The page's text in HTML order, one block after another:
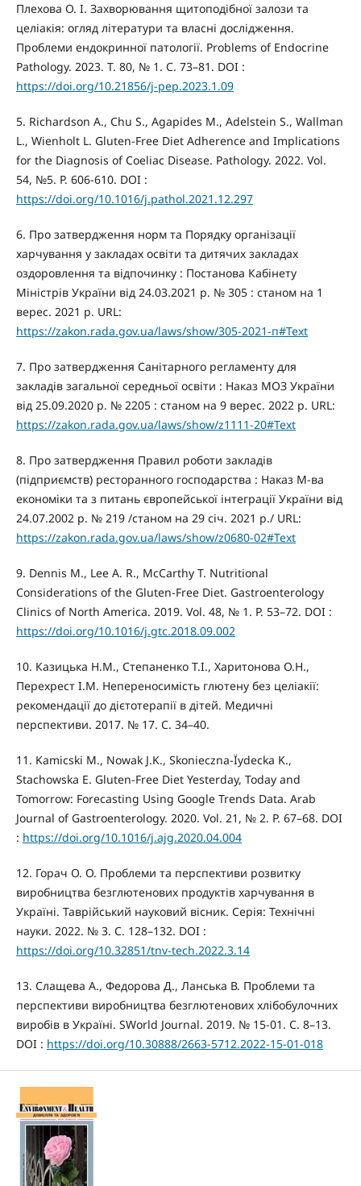
Плехова О. І. Захворювання щитоподібної залози та
целіакія: огляд літератури та власні дослідження.
Проблеми ендокринної патології. Problems of Endocrine
Pathology. 2023. Т. 80, № 1. С. 73–81. DOI :
https://doi.org/10.21856/j-pep.2023.1.09
5. Richardson A., Chu S., Agapides M., Adelstein S., Wallman
L., Wienholt L. Gluten-Free Diet Adherence and Implications
for the Diagnosis of Coeliac Disease. Pathology. 2022. Vol.
54, №5. P. 606-610. DOI :
https://doi.org/10.1016/j.pathol.2021.12.297
6. Про затвердження норм та Порядку організації
харчування у закладах освіти та дитячих закладах
оздоровлення та відпочинку : Постанова Кабінету
Міністрів України від 24.03.2021 р. № 305 : станом на 1
верес. 2021 р. URL:
https://zakon.rada.gov.ua/laws/show/305-2021-п#Text
7. Про затвердження Санітарного регламенту для
закладів загальної середньої освіти : Наказ МОЗ України
від 25.09.2020 р. № 2205 : станом на 9 верес. 2022 р. URL:
https://zakon.rada.gov.ua/laws/show/z1111-20#Text
8. Про затвердження Правил роботи закладів
(підприємств) ресторанного господарства : Наказ М-ва
економіки та з питань європейської інтеграції України від
24.07.2002 р. № 219 /станом на 29 січ. 2021 р./ URL:
https://zakon.rada.gov.ua/laws/show/z0680-02#Text
9. Dennis M., Lee A. R., McCarthy T. Nutritional
Considerations of the Gluten-Free Diet. Gastroenterology
Clinics of North America. 2019. Vol. 48, № 1. P. 53–72. DOI :
https://doi.org/10.1016/j.gtc.2018.09.002
10. Казицька Н.М., Степаненко Т.І., Харитонова О.Н.,
Перехрест І.М. Непереносимість глютену без целіакії:
рекомендації до дієтотерапії в дітей. Медичні
перспективи. 2017. № 17. С. 34–40.
11. Kamiсski M., Nowak J.K., Skonieczna-Їydecka K.,
Stachowska E. Gluten-Free Diet Yesterday, Today and
Tomorrow: Forecasting Using Google Trends Data. Arab
Journal of Gastroenterology. 2020. Vol. 21, № 2. P. 67–68. DOI
: https://doi.org/10.1016/j.ajg.2020.04.004
12. Горач О. О. Проблеми та перспективи розвитку
виробництва безглютенових продуктів харчування в
Україні. Таврійський науковий вісник. Серія: Технічні
науки. 2022. № 3. С. 128–132. DOI :
https://doi.org/10.32851/tnv-tech.2022.3.14
13. Слащева А., Федорова Д., Ланська В. Проблеми та
перспективи виробництва безглютенових хлібобулочних
виробів в Україні. SWorld Journal. 2019. № 15-01. С. 8–13.
DOI : https://doi.org/10.30888/2663-5712.2022-15-01-018